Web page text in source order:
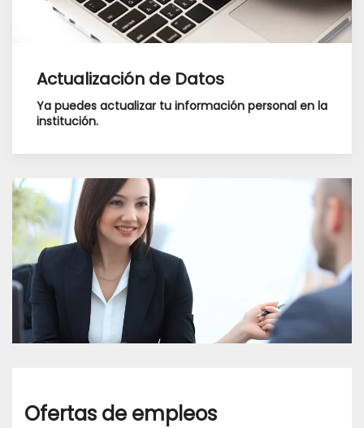
Actualización de Datos
Ya puedes actualizar tu información personal en la
institución.
Ofertas de empleos